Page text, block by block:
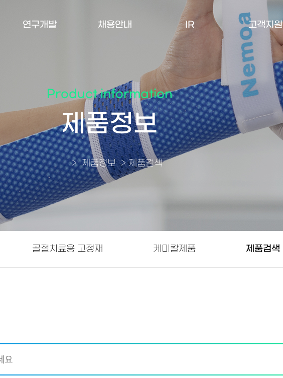
연구개발
제품출시계획
채용안내
직무안내
채용공고
IR
공시자료
IR자료
고객지원
공지사항
문의사항
Product information
제품정보
>제품정보>제품검색
골절치료용 고정재 케미칼제품 제품검색